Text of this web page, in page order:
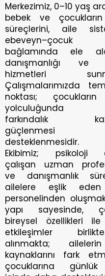
Merkezimiz, 0–10 yaş
bebek ve
süreçlerini, aile
ebeveyn–çocuk
bağlamında ele
danışmanlığı ve
hizmetleri
Çalışmalarımızda
noktası;
yolculuğunda
farkındalık
desteklenmesidir.
Ekibimiz; psikoloji
çalışan uzman
ve danışmanlık
ailelere eşlik
personelinden
yapı sayesinde,
bireysel özellikleri
etkileşimler
alınmakta;
kaynaklarını fark
çocuklarına